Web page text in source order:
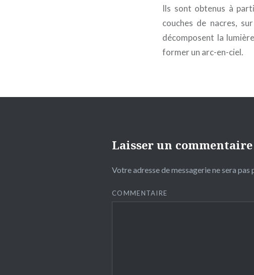
Ils sont obtenus à
couches de nacres,
décomposent la
former un arc-en-ciel.
Laisser un commentaire
Votre adresse de messagerie ne sera pas
COMMENTAIRE